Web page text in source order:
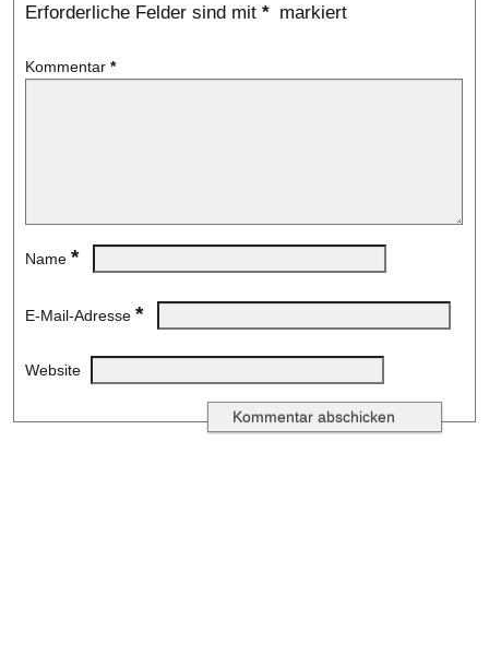
Erforderliche Felder sind mit * markiert
Kommentar *
Name *
E-Mail-Adresse *
Website